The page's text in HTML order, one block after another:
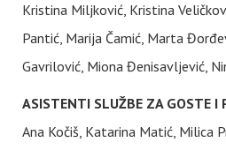
Kristina Miljković, Kristina
Pantić, Marija Čamić, Marta
Gavrilović, Miona Đenisavljević,
ASISTENTI SLUŽBE ZA GOSTE I
Ana Kočiš, Katarina Matić, Milica